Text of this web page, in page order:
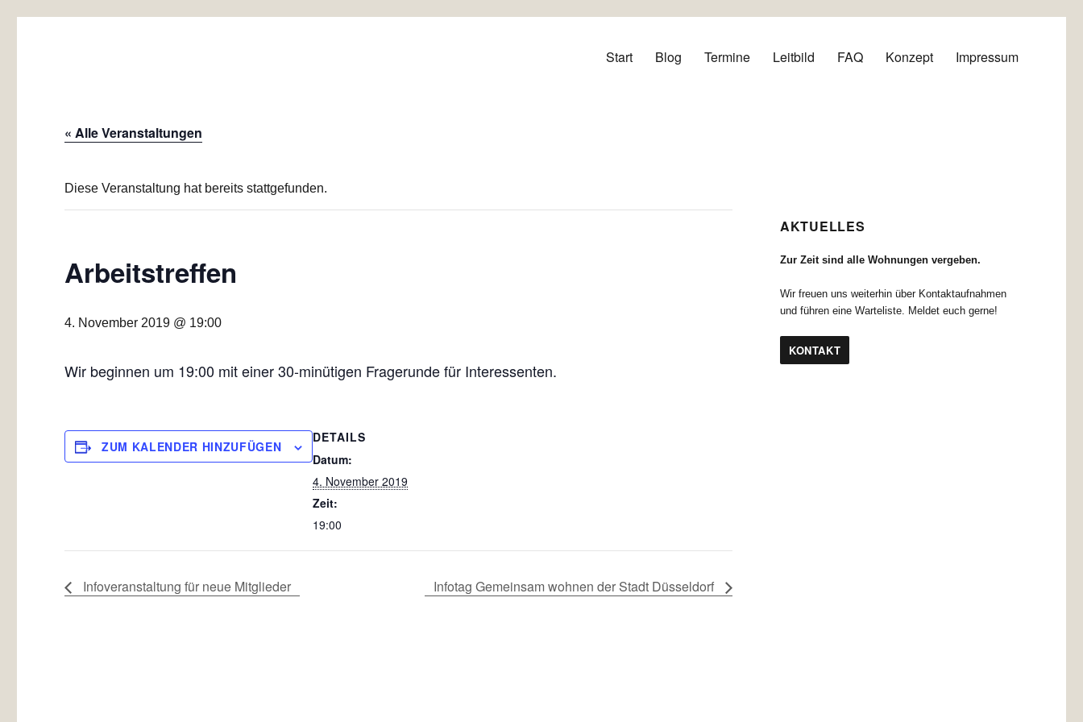
Start Blog Termine Leitbild FAQ Konzept Impressum
« Alle Veranstaltungen
Diese Veranstaltung hat bereits stattgefunden.
Arbeitstreffen
4. November 2019 @ 19:00
Wir beginnen um 19:00 mit einer 30-minütigen Fragerunde für Interessenten.
ZUM KALENDER HINZUFÜGEN
DETAILS
Datum:
4. November 2019
Zeit:
19:00
Infoveranstaltung für neue Mitglieder Infotag Gemeinsam wohnen der Stadt Düsseldorf
AKTUELLES
Zur Zeit sind alle Wohnungen vergeben.
Wir freuen uns weiterhin über Kontaktaufnahmen
und führen eine Warteliste. Meldet euch gerne!
KONTAKT